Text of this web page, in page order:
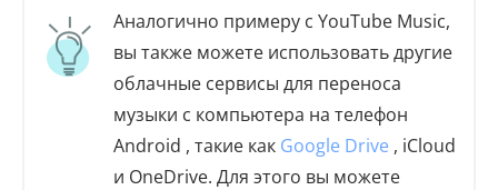
Аналогично примеру с YouTube Music,
вы также можете использовать другие
облачные сервисы для переноса
музыки с компьютера на телефон
Android , такие как Google Drive , iCloud
и OneDrive. Для этого вы можете